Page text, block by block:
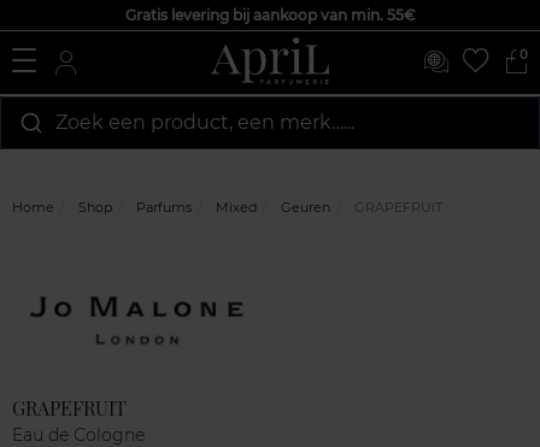
Gratis levering bij aankoop van min. 55€
0
Zoek een product, een merk…...
Home Shop Parfums Mixed Geuren GRAPEFRUIT
GRAPEFRUIT
Eau de Cologne